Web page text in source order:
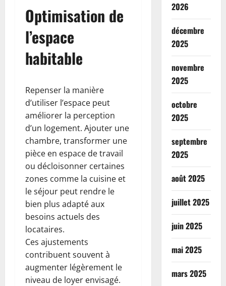
Optimisation de
l’espace
habitable
Repenser la manière
d’utiliser l’espace peut
améliorer la perception
d’un logement. Ajouter une
chambre, transformer une
pièce en espace de travail
ou décloisonner certaines
zones comme la cuisine et
le séjour peut rendre le
bien plus adapté aux
besoins actuels des
locataires.
Ces ajustements
contribuent souvent à
augmenter légèrement le
niveau de loyer envisagé.
2026
décembre
2025
novembre
2025
octobre
2025
septembre
2025
août 2025
juillet 2025
juin 2025
mai 2025
mars 2025